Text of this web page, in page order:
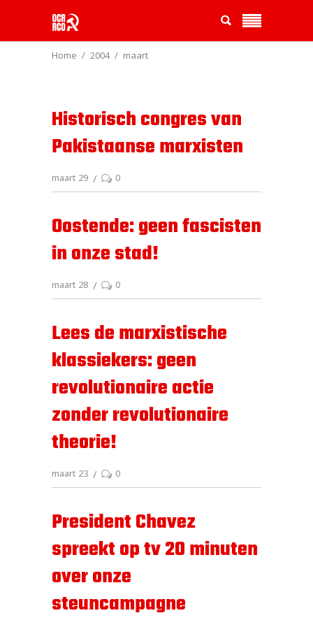
Home 2004 maart
Historisch congres van
Pakistaanse marxisten
maart 29 0
Oostende: geen fascisten
in onze stad!
maart 28 0
Lees de marxistische
klassiekers: geen
revolutionaire actie
zonder revolutionaire
theorie!
maart 23 0
President Chavez
spreekt op tv 20 minuten
over onze
steuncampagne